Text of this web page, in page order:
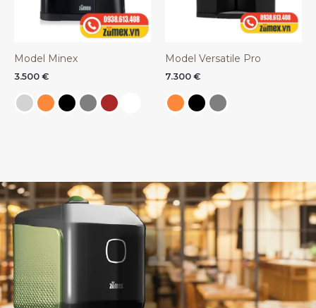
Model Minex
3.500 €
Model Versatile Pro
7.300 €